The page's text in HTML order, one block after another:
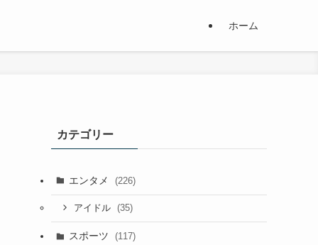
ホーム
カテゴリー
エンタメ (226)
アイドル (35)
スポーツ (117)